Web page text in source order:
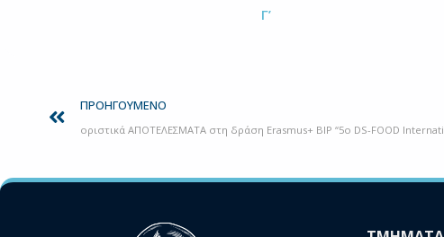
Γ’
ΠΡΟΗΓΟΎΜΕΝΟ